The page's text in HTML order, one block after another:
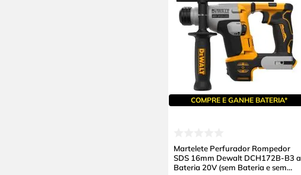
COMPRE E GANHE BATERIA*
Martelete Perfurador Rompedor
SDS 16mm Dewalt DCH172B-B3 a
Bateria 20V (sem Bateria e sem